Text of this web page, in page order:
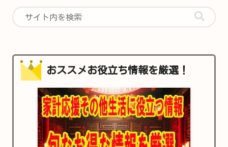
おススメお役立ち情報を厳選！